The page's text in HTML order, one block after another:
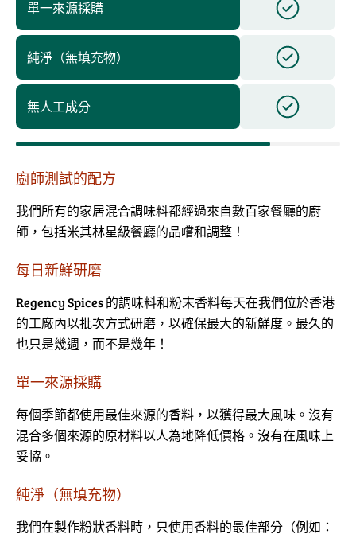
單一來源採購
純淨（無填充物）
無人工成分
廚師測試的配方
我們所有的家居混合調味料都經過來自數百家餐廳的廚
師，包括米其林星級餐廳的品嚐和調整！
每日新鮮研磨
Regency Spices 的調味料和粉末香料每天在我們位於香港
的工廠內以批次方式研磨，以確保最大的新鮮度。最久的
也只是幾週，而不是幾年！
單一來源採購
每個季節都使用最佳來源的香料，以獲得最大風味。沒有
混合多個來源的原材料以人為地降低價格。沒有在風味上
妥協。
純淨（無填充物）
我們在製作粉狀香料時，只使用香料的最佳部分（例如：